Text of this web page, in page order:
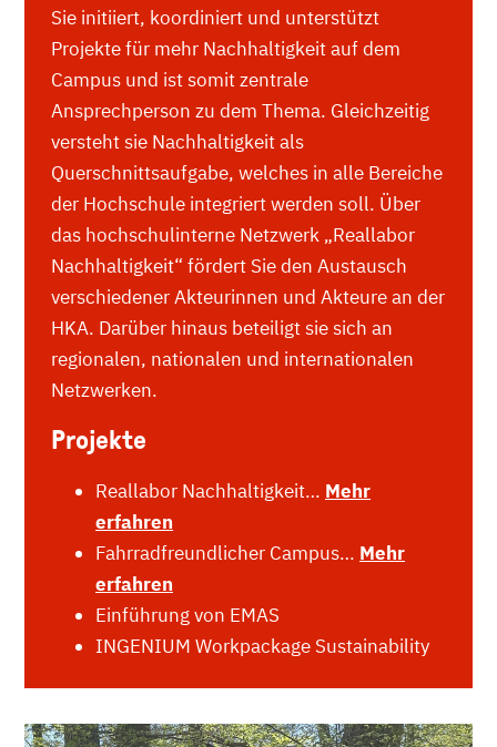
Sie initiiert, koordiniert und unterstützt
Projekte für mehr Nachhaltigkeit auf dem
Campus und ist somit zentrale
Ansprechperson zu dem Thema. Gleichzeitig
versteht sie Nachhaltigkeit als
Querschnittsaufgabe, welches in alle Bereiche
der Hochschule integriert werden soll. Über
das hochschulinterne Netzwerk „Reallabor
Nachhaltigkeit“ fördert Sie den Austausch
verschiedener Akteurinnen und Akteure an der
HKA. Darüber hinaus beteiligt sie sich an
regionalen, nationalen und internationalen
Netzwerken.
Projekte
Reallabor Nachhaltigkeit… Mehr
erfahren
Fahrradfreundlicher Campus… Mehr
erfahren
Einführung von EMAS
INGENIUM Workpackage Sustainability